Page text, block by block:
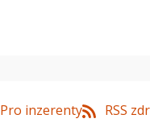
Pro inzerenty RSS